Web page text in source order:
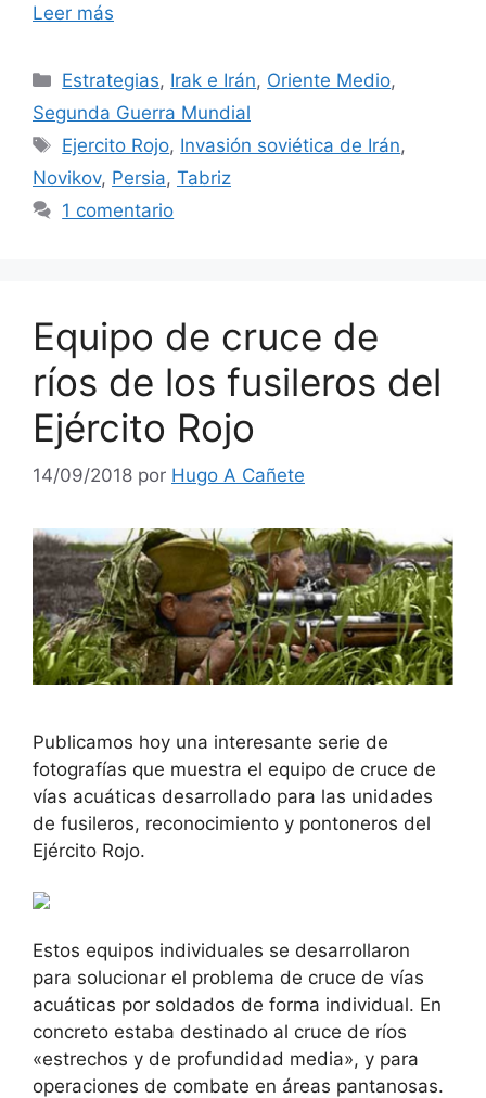
Leer más
Categorías
Estrategias, Irak e Irán, Oriente Medio,
Segunda Guerra Mundial
Etiquetas
Ejercito Rojo, Invasión soviética de Irán,
Novikov, Persia, Tabriz
1 comentario
Equipo de cruce de
ríos de los fusileros del
Ejército Rojo
14/09/2018 por Hugo A Cañete
Publicamos hoy una interesante serie de
fotografías que muestra el equipo de cruce de
vías acuáticas desarrollado para las unidades
de fusileros, reconocimiento y pontoneros del
Ejército Rojo.
Estos equipos individuales se desarrollaron
para solucionar el problema de cruce de vías
acuáticas por soldados de forma individual. En
concreto estaba destinado al cruce de ríos
«estrechos y de profundidad media», y para
operaciones de combate en áreas pantanosas.